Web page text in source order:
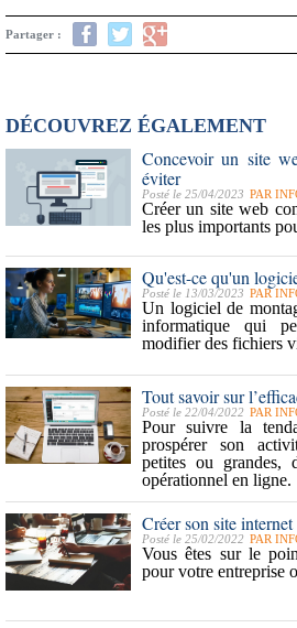
Partager :
DÉCOUVREZ ÉGALEMENT
Concevoir un site
éviter
Posté le 25/04/2023 PAR
Créer un site web
les plus importants
Qu'est-ce qu'un
Posté le 13/03/2023 PAR
Un logiciel de
informatique qui
modifier des fichiers
Tout savoir sur
Posté le 22/04/2022 PAR
Pour suivre la
prospérer son
petites ou grandes,
opérationnel en ligne.
Créer son site
Posté le 25/02/2022 PAR
Vous êtes sur le
pour votre entreprise